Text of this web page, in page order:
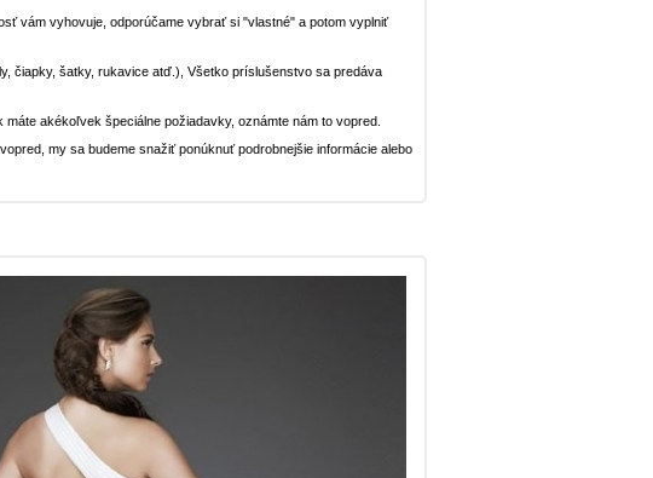
vám vyhovuje, odporúčame vybrať si "vlastné" a potom vyplniť
čiapky, šatky, rukavice atď.), Všetko príslušenstvo sa predáva
akékoľvek špeciálne požiadavky, oznámte nám to vopred.
my sa budeme snažiť ponúknuť podrobnejšie informácie alebo